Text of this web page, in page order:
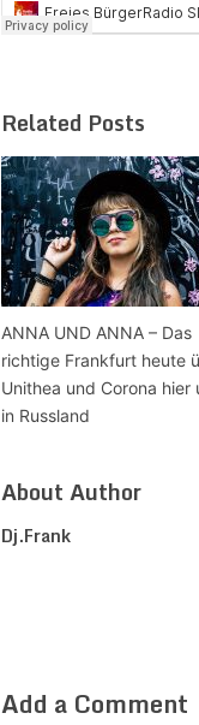
Related Posts
ANNA UND ANNA – Das
richtige Frankfurt heute
Unithea und Corona hier
in Russland
About Author
Dj.frank
Add a Comment